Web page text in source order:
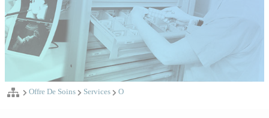
Offre De Soins Services O